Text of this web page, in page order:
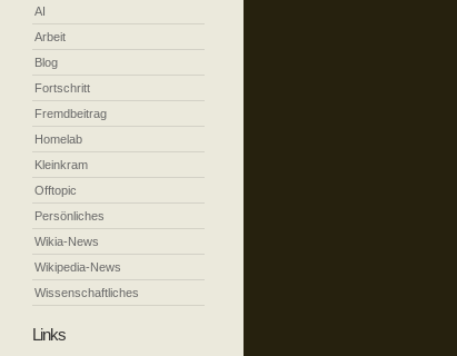
AI
Arbeit
Blog
Fortschritt
Fremdbeitrag
Homelab
Kleinkram
Offtopic
Persönliches
Wikia-News
Wikipedia-News
Wissenschaftliches
Links